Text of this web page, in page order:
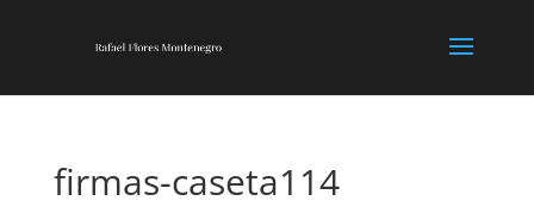
firmas-caseta114